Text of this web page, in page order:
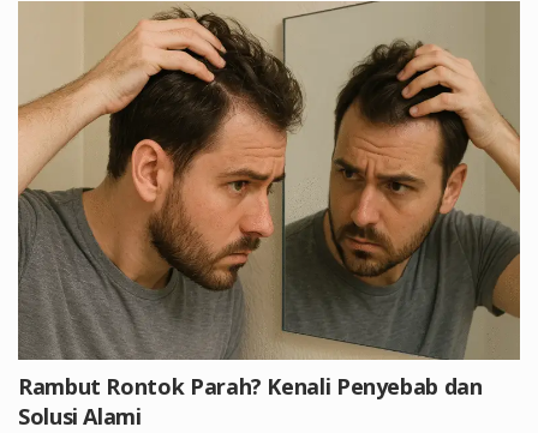
Rambut Rontok Parah? Kenali Penyebab dan
Solusi Alami